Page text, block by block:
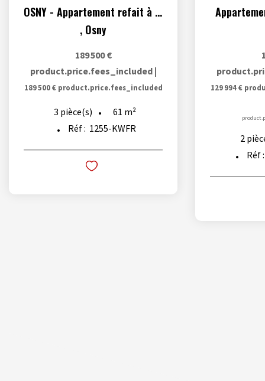
OSNY - Appartement refait à neuf + cave et 2 parking en...
, Osny
189 500 €
product.price.fees_included |
189 500 € product.price.fees_included
3 pièce(s) 61 m²
Réf : 1255-KWFR
129 994 €
2
Réf